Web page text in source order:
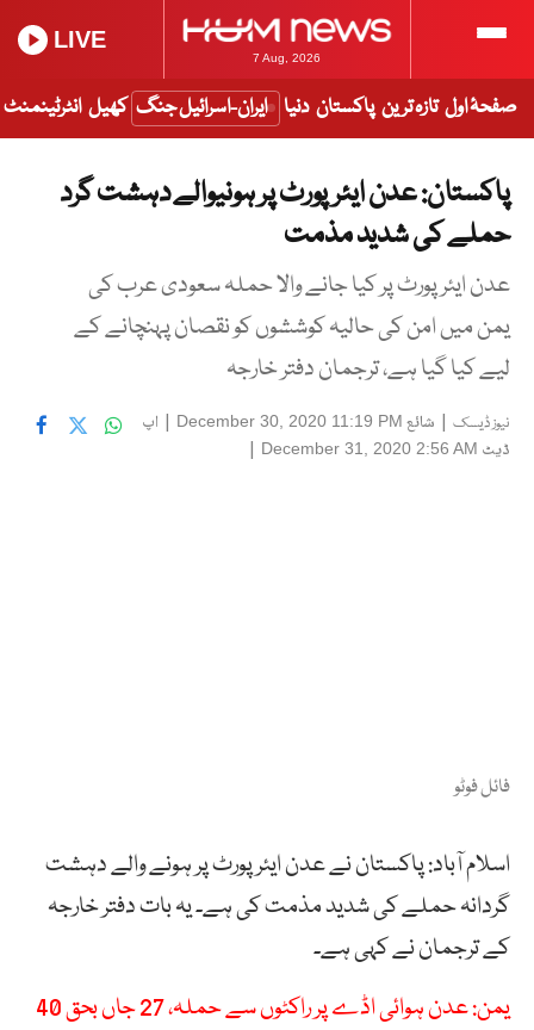
7 Aug, 2026
LIVE
صفحۂ اول تازہ ترین پاکستان دنیا ایران-اسرائیل جنگ کھیل انٹرٹینمنٹ
پاکستان: عدن ایئرپورٹ پر ہونیوالے دہشت گرد
حملے کی شدید مذمت
عدن ایئر پورٹ پر کیا جانے والا حملہ سعودی عرب کی
یمن میں امن کی حالیہ کوششوں کو نقصان پہنچانے کے
لیے کیا گیا ہے، ترجمان دفتر خارجہ
نیوز ڈیسک | شائع December 30, 2020 11:19 PM
| اپ
ڈیٹ December 31, 2020 2:56 AM
|
فائل فوٹو
اسلام آباد: پاکستان نے عدن ایئر پورٹ پر ہونے والے دہشت
گردانہ حملے کی شدید مذمت کی ہے۔ یہ بات دفتر خارجہ
کے ترجمان نے کہی ہے۔
یمن: عدن ہوائی اڈے پر راکٹوں سے حملہ، 27 جاں بحق 40